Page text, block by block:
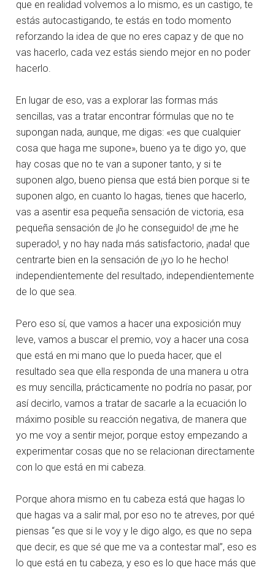
que en realidad volvemos a lo mismo, es un castigo, te
estás autocastigando, te estás en todo momento
reforzando la idea de que no eres capaz y de que no
vas hacerlo, cada vez estás siendo mejor en no poder
hacerlo.
En lugar de eso, vas a explorar las formas más
sencillas, vas a tratar encontrar fórmulas que no te
supongan nada, aunque, me digas: «es que cualquier
cosa que haga me supone», bueno ya te digo yo, que
hay cosas que no te van a suponer tanto, y si te
suponen algo, bueno piensa que está bien porque si te
suponen algo, en cuanto lo hagas, tienes que hacerlo,
vas a asentir esa pequeña sensación de victoria, esa
pequeña sensación de ¡lo he conseguido! de ¡me he
superado!, y no hay nada más satisfactorio, ¡nada! que
centrarte bien en la sensación de ¡yo lo he hecho!
independientemente del resultado, independientemente
de lo que sea.
Pero eso sí, que vamos a hacer una exposición muy
leve, vamos a buscar el premio, voy a hacer una cosa
que está en mi mano que lo pueda hacer, que el
resultado sea que ella responda de una manera u otra
es muy sencilla, prácticamente no podría no pasar, por
así decirlo, vamos a tratar de sacarle a la ecuación lo
máximo posible su reacción negativa, de manera que
yo me voy a sentir mejor, porque estoy empezando a
experimentar cosas que no se relacionan directamente
con lo que está en mi cabeza.
Porque ahora mismo en tu cabeza está que hagas lo
que hagas va a salir mal, por eso no te atreves, por qué
piensas “es que si le voy y le digo algo, es que no sepa
que decir, es que sé que me va a contestar mal”, eso es
lo que está en tu cabeza, y eso es lo que hace más que